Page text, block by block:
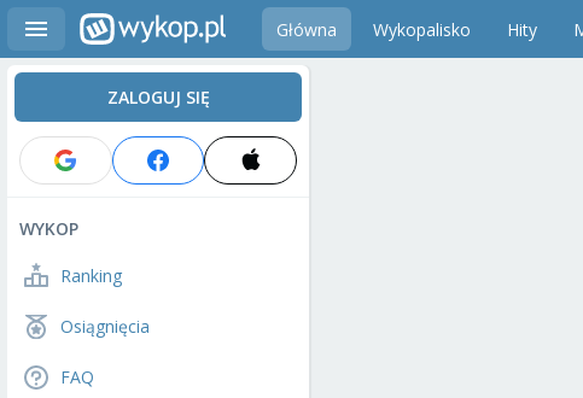
Główna Wykopalisko Hity
ZALOGUJ SIĘ
WYKOP
Ranking
Osiągnięcia
FAQ